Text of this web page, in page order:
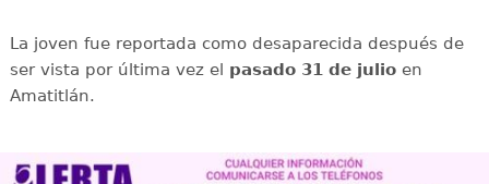
La joven fue reportada como desaparecida después de
ser vista por última vez el pasado 31 de julioen
Amatitlán.